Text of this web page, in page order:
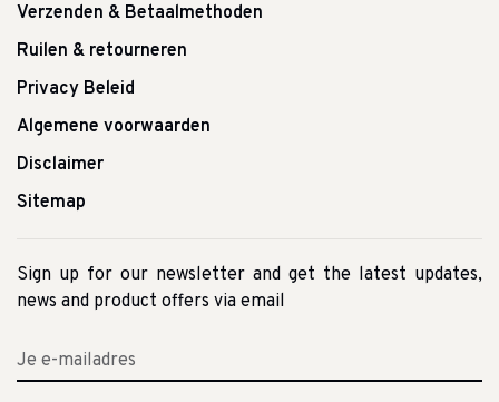
Verzenden & Betaalmethoden
Ruilen & retourneren
Privacy Beleid
Algemene voorwaarden
Disclaimer
Sitemap
Sign up for our newsletter and get the latest updates,
news and product offers via email